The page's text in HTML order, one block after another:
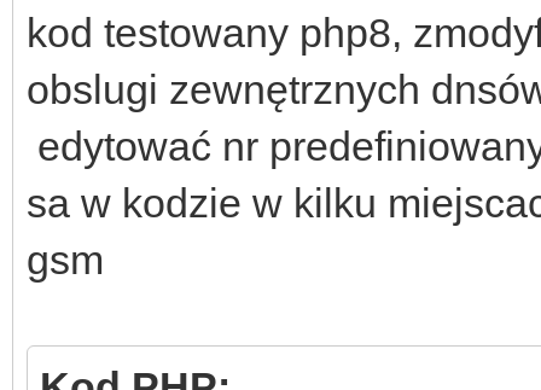
kod testowany php8,
obslugi zewnętrznych
edytować nr
sa w kodzie w kilku
gsm